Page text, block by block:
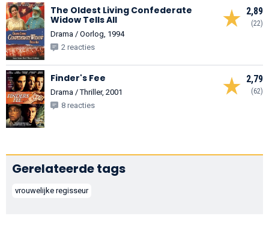
2,89
(22)
The Oldest Living Confederate
Widow Tells All
Drama / Oorlog, 1994
2 reacties
2,79
(62)
Finder's Fee
Drama / Thriller, 2001
8 reacties
Gerelateerde tags
vrouwelijke regisseur